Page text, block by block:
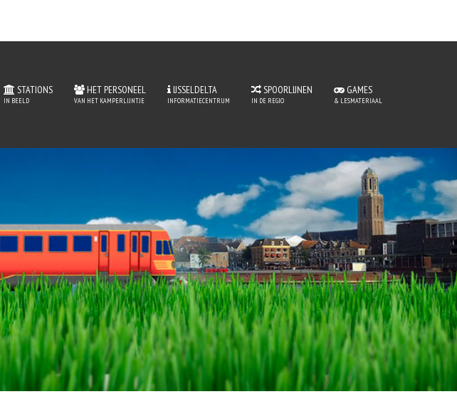
STATIONS
IN BEELD
HET PERSONEEL
VAN HET KAMPERLIJNTJE
IJSSELDELTA
INFORMATIECENTRUM
SPOORLIJNEN
IN DE REGIO
GAMES
& LESMATERIAAL
het KamperLijntje